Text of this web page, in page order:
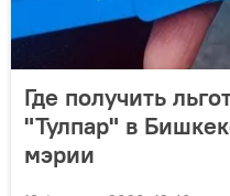
Где получить
"Тулпар" в
мэрии